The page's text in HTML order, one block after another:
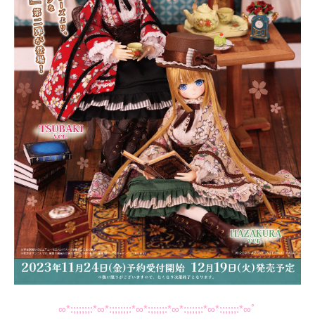
∞*:;;;;;;:*∞*:;;;;;;:*∞*:;;;;;:*∞*:;;;;;:*∞*:;;;;;:*∞ﾟ